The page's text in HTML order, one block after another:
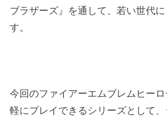
ブラザーズ』を通して、若い世代
す。
今回のファイアーエムブレムヒー
軽にプレイできるシリーズとして